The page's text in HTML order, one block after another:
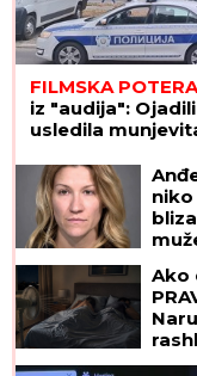
FILMSKA
iz "audija":
usledila
joj
niko